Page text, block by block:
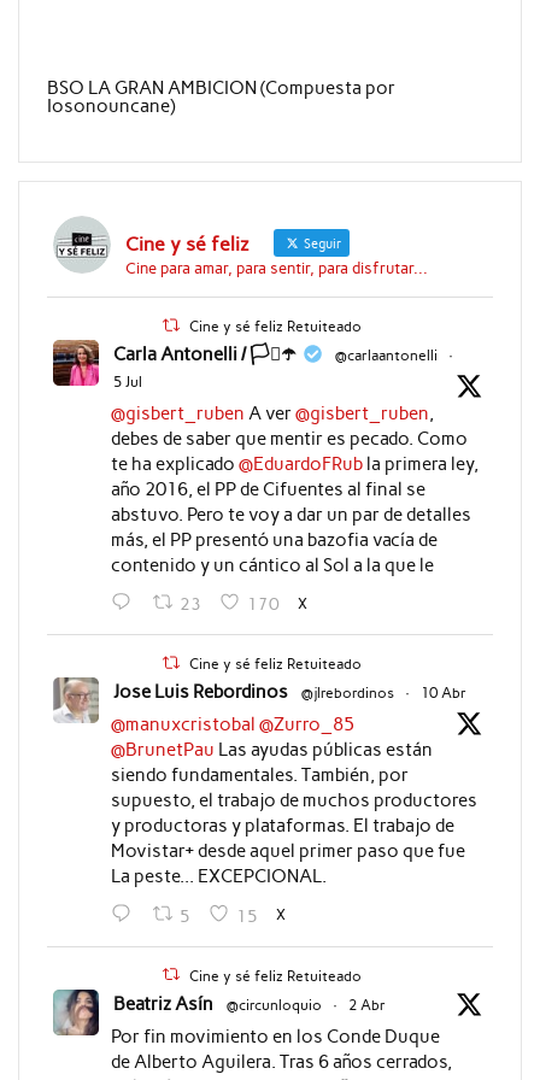
BSO LA GRAN AMBICION (Compuesta por
Iosonouncane)
Cine y sé feliz Seguir
Cine para amar, para sentir, para disfrutar...
Cine y sé feliz Retuiteado
Carla Antonelli / 🏳️‍⚧️☂️ @carlaantonelli
·
5 Jul
@gisbert_ruben A ver@gisbert_ruben,
debes de saber que mentir es pecado. Como
te ha explicado @EduardoFRubla primera ley,
año 2016, el PP de Cifuentes al final se
abstuvo. Pero te voy a dar un par de detalles
más, el PP presentó una bazofia vacía de
contenido y un cántico al Sol a la que le
23 170 X
Cine y sé feliz Retuiteado
Jose Luis Rebordinos @jlrebordinos · 10 Abr
@manuxcristobal @Zurro_85
@BrunetPau Las ayudas públicas están
siendo fundamentales. También, por
supuesto, el trabajo de muchos productores
y productoras y plataformas. El trabajo de
Movistar+ desde aquel primer paso que fue
La peste... EXCEPCIONAL.
5 15 X
Cine y sé feliz Retuiteado
Beatriz Asín @circunloquio · 2 Abr
Por fin movimiento en los Conde Duque
de Alberto Aguilera. Tras 6 años cerrados,